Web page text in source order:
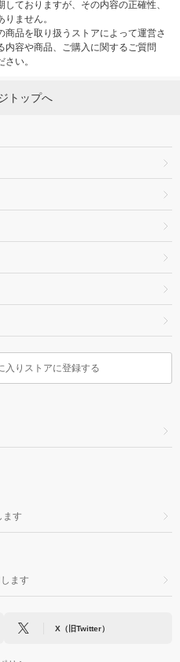
ておりますが、その内容の正確性、
ません。
品を取り扱うストアによって運営さ
容や商品、ご購入に関するご質問
い。
トップへ
入りストアに登録する
ます
ます
X（旧Twitter）